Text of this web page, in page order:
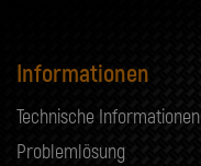
Informationen
Technische Informationen
Problemlösung